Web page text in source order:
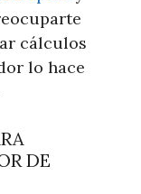
cálculos
lo hace
DE